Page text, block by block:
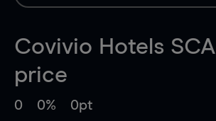
Covivio Hotels SCA
price
0 0% 0pt